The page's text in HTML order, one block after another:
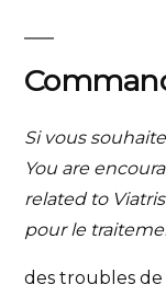
Si vous
You are
related to
pour le
des troubles